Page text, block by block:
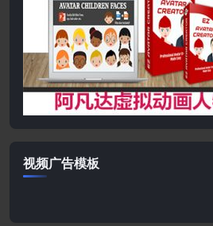
视频广告模板